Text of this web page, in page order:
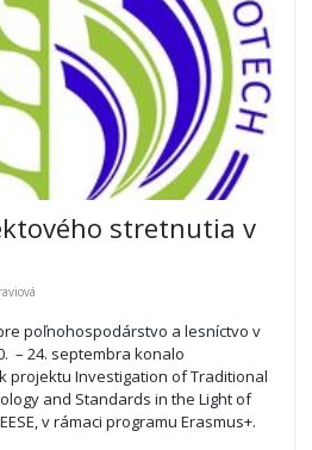
stretnutia v
poľnohospodárstvo a lesníctvo v
– 24. septembra konalo
projektu Investigation of Traditional
and Standards in the Light of
v rámaci programu Erasmus+.